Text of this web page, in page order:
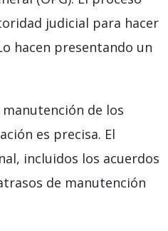
judicial para hacer
hacen presentando un
de los
es precisa. El
incluidos los acuerdos
de manutención